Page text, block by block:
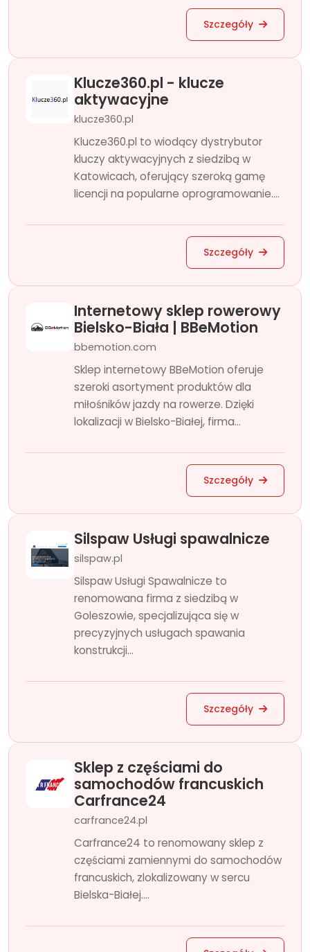
Szczegóły
Klucze360.pl - klucze
aktywacyjne
klucze360.pl
Klucze360.pl to wiodący dystrybutor
kluczy aktywacyjnych z siedzibą w
Katowicach, oferujący szeroką gamę
licencji na popularne oprogramowanie....
Szczegóły
Internetowy sklep rowerowy
Bielsko-Biała | BBeMotion
bbemotion.com
Sklep internetowy BBeMotion oferuje
szeroki asortyment produktów dla
miłośników jazdy na rowerze. Dzięki
lokalizacji w Bielsko-Białej, firma...
Szczegóły
Silspaw Usługi spawalnicze
silspaw.pl
Silspaw Usługi Spawalnicze to
renomowana firma z siedzibą w
Goleszowie, specjalizująca się w
precyzyjnych usługach spawania
konstrukcji...
Szczegóły
Sklep z częściami do
samochodów francuskich
Carfrance24
carfrance24.pl
Carfrance24 to renomowany sklep z
częściami zamiennymi do samochodów
francuskich, zlokalizowany w sercu
Bielska-Białej....